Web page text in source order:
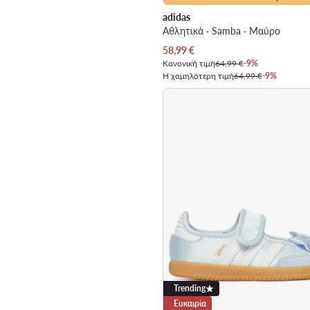
adidas
Αθλητικά · Samba · Μαύρο
Τρέχουσα τιμή
58,99€
Κανονική τιμή64,99 €-9%
Η χαμηλότερη τιμή64,99 €-9%
Trending
Ευκαιρία